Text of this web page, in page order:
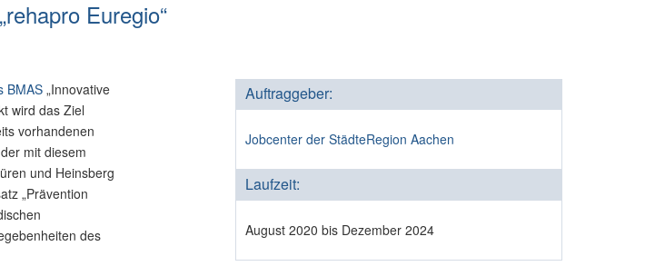
Euregio“
Auftraggeber:
Jobcenter der StädteRegion Aachen
Laufzeit:
August 2020 bis Dezember 2024
BMAS „Innovative
wird das Ziel
vorhandenen
mit diesem
und Heinsberg
„Prävention
des